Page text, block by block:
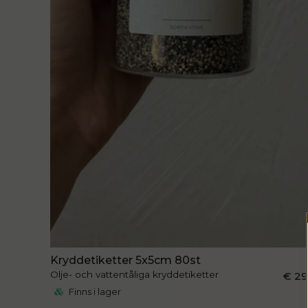
Kryddetiketter 5x5cm 80st
Olje- och vattentåliga kryddetiketter € 299
Finns i lager